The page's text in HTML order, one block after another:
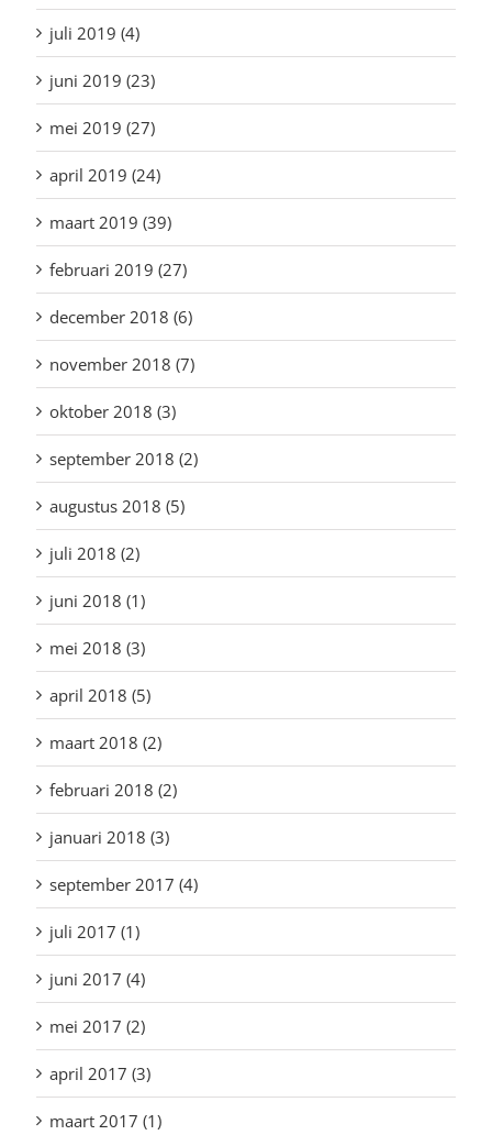
juli 2019 (4)
juni 2019 (23)
mei 2019 (27)
april 2019 (24)
maart 2019 (39)
februari 2019 (27)
december 2018 (6)
november 2018 (7)
oktober 2018 (3)
september 2018 (2)
augustus 2018 (5)
juli 2018 (2)
juni 2018 (1)
mei 2018 (3)
april 2018 (5)
maart 2018 (2)
februari 2018 (2)
januari 2018 (3)
september 2017 (4)
juli 2017 (1)
juni 2017 (4)
mei 2017 (2)
april 2017 (3)
maart 2017 (1)